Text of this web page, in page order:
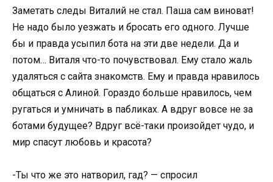
Заметать следы Виталий не стал. Паша сам виноват!
Не надо было уезжать и бросать его одного. Лучше
бы и правда усыпил бота на эти две недели. Да и
потом… Виталя что-то почувствовал. Ему стало жаль
удаляться с сайта знакомств. Ему и правда нравилось
общаться с Алиной. Гораздо больше нравилось, чем
ругаться и умничать в пабликах. А вдруг вовсе не за
ботами будущее? Вдруг всё-таки произойдет чудо, и
мир спасут любовь и красота?
-Ты что же это натворил, гад? — спросил